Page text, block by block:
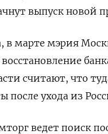
выпуск новой
марте мэрия
считают, что
после ухода из
ведет поиск